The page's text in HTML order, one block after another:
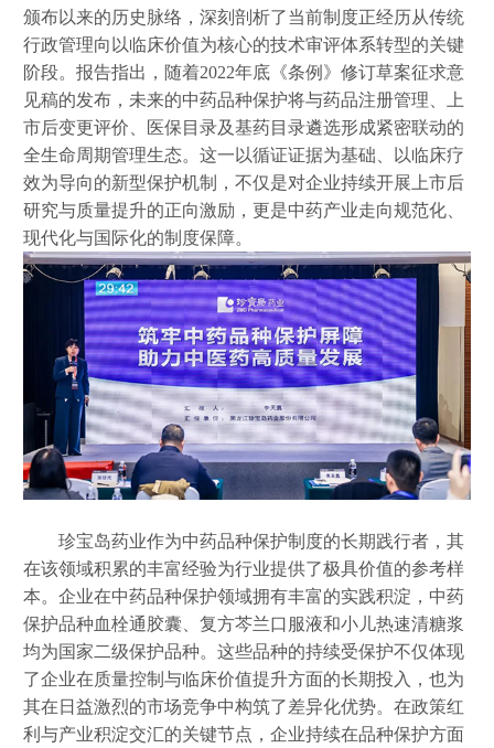
颁布以来的历史脉络，深刻剖析了当前制度正经历从传统
行政管理向以临床价值为核心的技术审评体系转型的关键
阶段。报告指出，随着2022年底《条例》修订草案征求意
见稿的发布，未来的中药品种保护将与药品注册管理、上
市后变更评价、医保目录及基药目录遴选形成紧密联动的
全生命周期管理生态。这一以循证证据为基础、以临床疗
效为导向的新型保护机制，不仅是对企业持续开展上市后
研究与质量提升的正向激励，更是中药产业走向规范化、
现代化与国际化的制度保障。
珍宝岛药业作为中药品种保护制度的长期践行者，其
在该领域积累的丰富经验为行业提供了极具价值的参考样
本。企业在中药品种保护领域拥有丰富的实践积淀，中药
保护品种血栓通胶囊、复方芩兰口服液和小儿热速清糖浆
均为国家二级保护品种。这些品种的持续受保护不仅体现
了企业在质量控制与临床价值提升方面的长期投入，也为
其在日益激烈的市场竞争中构筑了差异化优势。在政策红
利与产业积淀交汇的关键节点，企业持续在品种保护方面